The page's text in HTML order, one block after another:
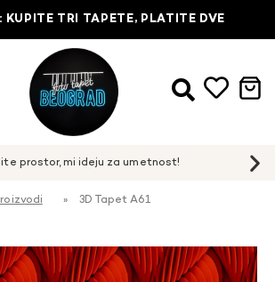
KUPITE TRI TAPETE, PLATITE DVE
» 3D Tapet A61